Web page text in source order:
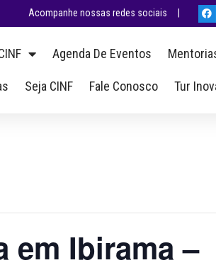
Acompanhe nossas redes sociais |
Agenda De Eventos
Seja CINF Fale Conosco Tur
em Ibirama –